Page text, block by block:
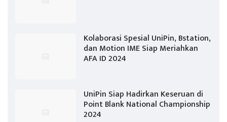
Kolaborasi Spesial UniPin, Bstation,
dan Motion IME Siap Meriahkan
AFA ID 2024
UniPin Siap Hadirkan Keseruan di
Point Blank National Championship
2024